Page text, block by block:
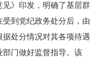
见》印发，明确了基层群
到党纪政务处分后，由
处分情况对其各项待遇
门做好监督指导。该